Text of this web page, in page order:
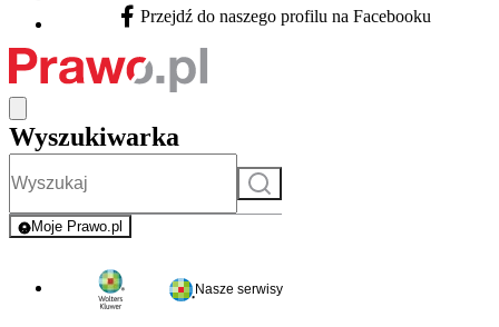
Facebook - otwiera się w nowej karcie
Przejdź do naszego profilu na Facebooku
Wyszukiwarka
Szukaj
Moje Prawo.pl
- rejestracja i logowanie do serwisu
Nasze serwisy